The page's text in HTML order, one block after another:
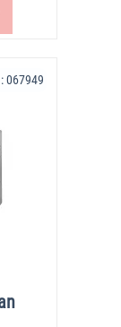
067949